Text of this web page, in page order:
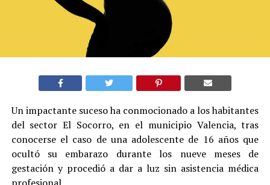
Un impactante suceso ha conmocionado a los habitantes
del sector El Socorro, en el municipio Valencia, tras
conocerse el caso de una adolescente de 16 años que
ocultó su embarazo durante los nueve meses de
gestación y procedió a dar a luz sin asistencia médica